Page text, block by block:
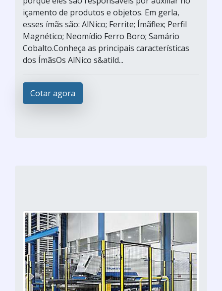
içamento de produtos e objetos. Em gerla,
esses ímãs são: AlNico; Ferrite; Ímãflex; Perfil
Magnético; Neomídio Ferro Boro; Samário
Cobalto.Conheça as principais características
dos ÍmãsOs AlNico s&atild...
Cotar agora